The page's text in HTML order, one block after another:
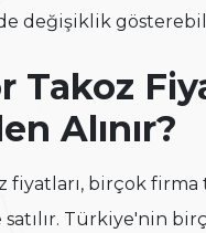
değişiklik
Takoz
Alınır?
fiyatları, birçok firma
Türkiye'nin